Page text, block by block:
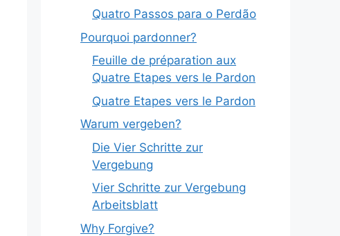
Quatro Passos para o Perdão
Pourquoi pardonner?
Feuille de préparation aux
Quatre Etapes vers le Pardon
Quatre Etapes vers le Pardon
Warum vergeben?
Die Vier Schritte zur
Vergebung
Vier Schritte zur Vergebung
Arbeitsblatt
Why Forgive?